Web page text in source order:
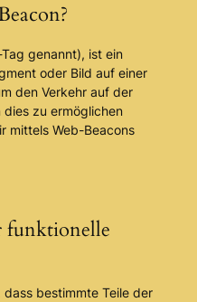
genannt), ist ein
oder Bild auf einer
den Verkehr auf der
zu ermöglichen
mittels Web-Beacons
funktionelle
dass bestimmte Teile der